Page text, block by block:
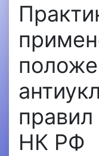
правил
НК РФ